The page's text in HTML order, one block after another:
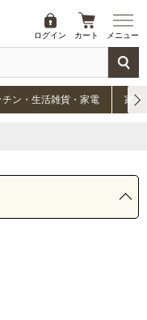
ログイン カート メニュー
チン・生活雑貨・家電 家具